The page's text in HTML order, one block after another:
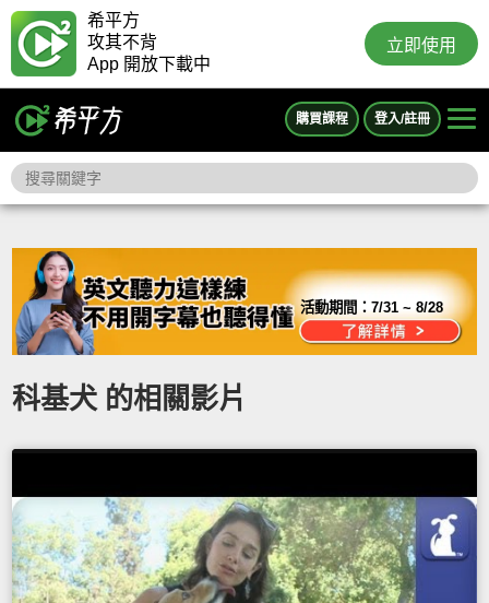
希平方
攻其不背
App 開放下載中
立即使用
購買課程 登入/註冊
活動期間：7/31 ~ 8/28
科基犬 的相關影片